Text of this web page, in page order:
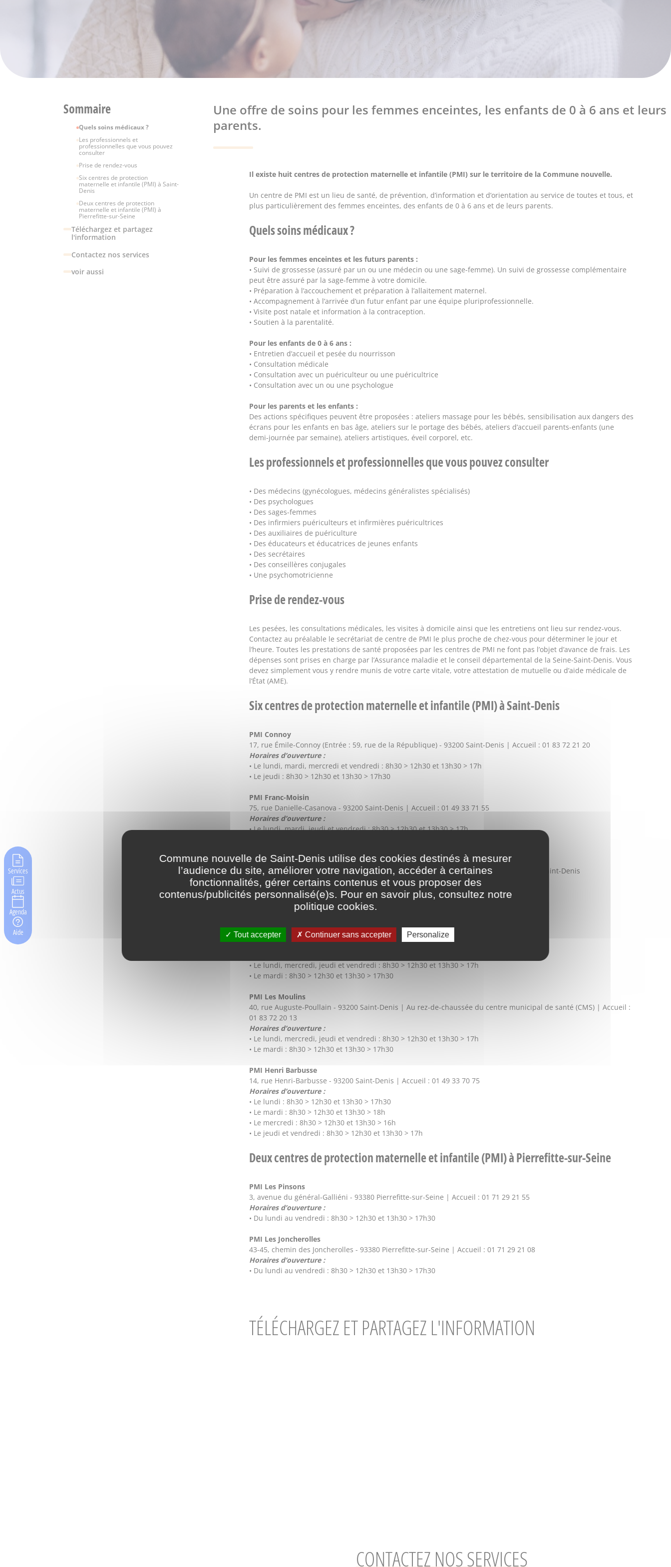
Services
Actus
Agenda
Aide
Sommaire
Quels soins médicaux ?
Les professionnels et
professionnelles que vous pouvez
consulter
Prise de rendez-vous
Six centres de protection
maternelle et infantile (PMI) à Saint-
Denis
Deux centres de protection
maternelle et infantile (PMI) à
Pierrefitte-sur-Seine
Téléchargez et partagez
l'information
Contactez nos services
voir aussi
Une offre de soins pour les femmes enceintes, les enfants de 0 à 6 ans et leurs
parents.
Il existe huit centres de protection maternelle et infantile (PMI) sur le territoire de la Commune nouvelle.
Un centre de PMI est un lieu de santé, de prévention, d’information et d’orientation au service de toutes et tous, et
plus particulièrement des femmes enceintes, des enfants de 0 à 6 ans et de leurs parents.
Quels soins médicaux ?
Pour les femmes enceintes et les futurs parents :
• Suivi de grossesse (assuré par un ou une médecin ou une sage-femme). Un suivi de grossesse complémentaire
peut être assuré par la sage-femme à votre domicile.
• Préparation à l’accouchement et préparation à l’allaitement maternel.
• Accompagnement à l’arrivée d’un futur enfant par une équipe pluriprofessionnelle.
• Visite post natale et information à la contraception.
• Soutien à la parentalité.
Pour les enfants de 0 à 6 ans :
• Entretien d’accueil et pesée du nourrisson
• Consultation médicale
• Consultation avec un puériculteur ou une puéricultrice
• Consultation avec un ou une psychologue
Pour les parents et les enfants :
Des actions spécifiques peuvent être proposées : ateliers massage pour les bébés, sensibilisation aux dangers des
écrans pour les enfants en bas âge, ateliers sur le portage des bébés, ateliers d’accueil parents-enfants (une
demi-journée par semaine), ateliers artistiques, éveil corporel, etc.
Les professionnels et professionnelles que vous pouvez consulter
• Des médecins (gynécologues, médecins généralistes spécialisés)
• Des psychologues
• Des sages-femmes
• Des infirmiers puériculteurs et infirmières puéricultrices
• Des auxiliaires de puériculture
• Des éducateurs et éducatrices de jeunes enfants
• Des secrétaires
• Des conseillères conjugales
• Une psychomotricienne
Prise de rendez-vous
Les pesées, les consultations médicales, les visites à domicile ainsi que les entretiens ont lieu sur rendez-vous.
Contactez au préalable le secrétariat de centre de PMI le plus proche de chez-vous pour déterminer le jour et
l’heure. Toutes les prestations de santé proposées par les centres de PMI ne font pas l’objet d’avance de frais. Les
dépenses sont prises en charge par l’Assurance maladie et le conseil départemental de la Seine-Saint-Denis. Vous
devez simplement vous y rendre munis de votre carte vitale, votre attestation de mutuelle ou d’aide médicale de
l’État (AME).
Six centres de protection maternelle et infantile (PMI) à Saint-Denis
PMI Connoy
17, rue Émile-Connoy (Entrée : 59, rue de la République) - 93200 Saint-Denis | Accueil : 01 83 72 21 20
Horaires d’ouverture :
• Le lundi, mardi, mercredi et vendredi : 8h30 > 12h30 et 13h30 > 17h
• Le jeudi : 8h30 > 12h30 et 13h30 > 17h30
PMI Franc-Moisin
75, rue Danielle-Casanova - 93200 Saint-Denis | Accueil : 01 49 33 71 55
Horaires d’ouverture :
• Le lundi, mardi, jeudi et vendredi : 8h30 > 12h30 et 13h30 > 17h
PMI La Plaine
153, avenue du président-Wilson (Entrée : chemin des petits cailloux) - 93210 La Plaine Saint-Denis
Accueil : 01 83 72 20 06
Horaires d’ouverture :
• Le lundi, mercredi, jeudi et vendredi : 9h > 12h30 et 13h30 > 17h30
• Le mardi : 9h > 12h30 et 13h30 > 18h
PMI Semard
6, rue Jean-Pierre-Timbaud - 93200 Saint-Denis | Accueil : 01 49 33 70 63
• Le lundi, mercredi, jeudi et vendredi : 8h30 > 12h30 et 13h30 > 17h
• Le mardi : 8h30 > 12h30 et 13h30 > 17h30
PMI Les Moulins
40, rue Auguste-Poullain - 93200 Saint-Denis | Au rez-de-chaussée du centre municipal de santé (CMS) | Accueil :
01 83 72 20 13
Horaires d’ouverture :
• Le lundi, mercredi, jeudi et vendredi : 8h30 > 12h30 et 13h30 > 17h
• Le mardi : 8h30 > 12h30 et 13h30 > 17h30
PMI Henri Barbusse
14, rue Henri-Barbusse - 93200 Saint-Denis | Accueil : 01 49 33 70 75
Horaires d’ouverture :
• Le lundi : 8h30 > 12h30 et 13h30 > 17h30
• Le mardi : 8h30 > 12h30 et 13h30 > 18h
• Le mercredi : 8h30 > 12h30 et 13h30 > 16h
• Le jeudi et vendredi : 8h30 > 12h30 et 13h30 > 17h
Deux centres de protection maternelle et infantile (PMI) à Pierrefitte-sur-Seine
PMI Les Pinsons
3, avenue du général-Galliéni - 93380 Pierrefitte-sur-Seine | Accueil : 01 71 29 21 55
Horaires d’ouverture :
• Du lundi au vendredi : 8h30 > 12h30 et 13h30 > 17h30
PMI Les Joncherolles
43-45, chemin des Joncherolles - 93380 Pierrefitte-sur-Seine | Accueil : 01 71 29 21 08
Horaires d’ouverture :
• Du lundi au vendredi : 8h30 > 12h30 et 13h30 > 17h30
TÉLÉCHARGEZ ET PARTAGEZ L'INFORMATION
CONTACTEZ NOS SERVICES
Commune nouvelle de Saint-Denis utilise des cookies destinés à mesurer
l’audience du site, améliorer votre navigation, accéder à certaines
fonctionnalités, gérer certains contenus et vous proposer des
contenus/publicités personnalisé(e)s. Pour en savoir plus, consultez notre
politique cookies.
Tout accepter Continuer sans accepter Personalize